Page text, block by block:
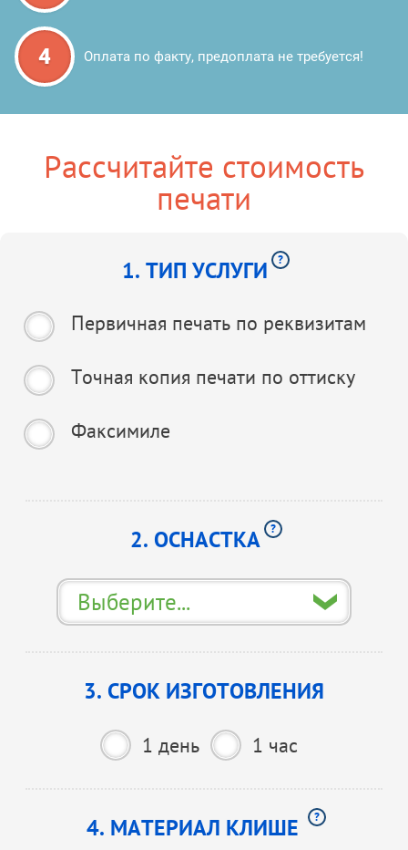
4 Оплата по факту, предоплата не требуется!
Рассчитайте стоимость
печати
1. ТИП УСЛУГИ ?
Первичная печать по реквизитам
Точная копия печати по оттиску
Факсимиле
2. ОСНАСТКА ?
Выберите...
3. СРОК ИЗГОТОВЛЕНИЯ
1 день 1 час
4. МАТЕРИАЛ КЛИШЕ ?